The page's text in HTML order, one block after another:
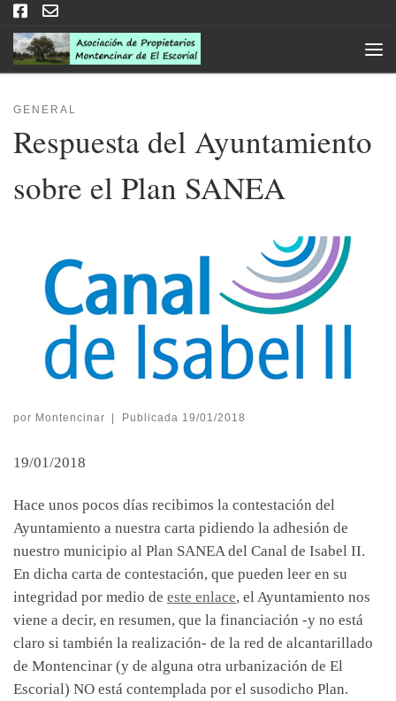
GENERAL
Respuesta del Ayuntamiento
sobre el Plan SANEA
por Montencinar Publicada 19/01/2018
19/01/2018
Hace unos pocos días recibimos la contestación del
Ayuntamiento a nuestra carta pidiendo la adhesión de
nuestro municipio al Plan SANEA del Canal de Isabel II.
En dicha carta de contestación, que pueden leer en su
integridad por medio de este enlace, el Ayuntamiento nos
viene a decir, en resumen, que la financiación -y no está
claro si también la realización- de la red de alcantarillado
de Montencinar (y de alguna otra urbanización de El
Escorial) NO está contemplada por el susodicho Plan.